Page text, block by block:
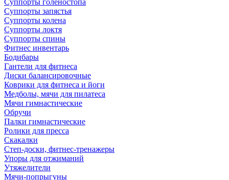
Суппорты голеностопа
Суппорты запястья
Суппорты колена
Суппорты локтя
Суппорты спины
Фитнес инвентарь
Бодибары
Гантели для фитнеса
Диски балансировочные
Коврики для фитнеса и йоги
Медболы, мячи для пилатеса
Мячи гимнастические
Обручи
Палки гимнастические
Ролики для пресса
Скакалки
Степ-доски, фитнес-тренажеры
Упоры для отжиманий
Утяжелители
Мячи-попрыгуны